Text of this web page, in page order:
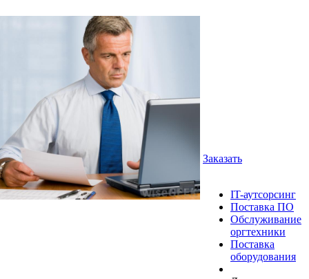
Заказать
IT-аутсорсинг
Поставка ПО
Обслуживание
оргтехники
Поставка
оборудования